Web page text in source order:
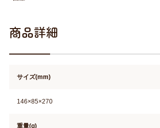
商品詳細
サイズ(mm)
146×85×270
重量(g)